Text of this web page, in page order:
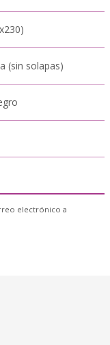
(sin solapas)
electrónico a